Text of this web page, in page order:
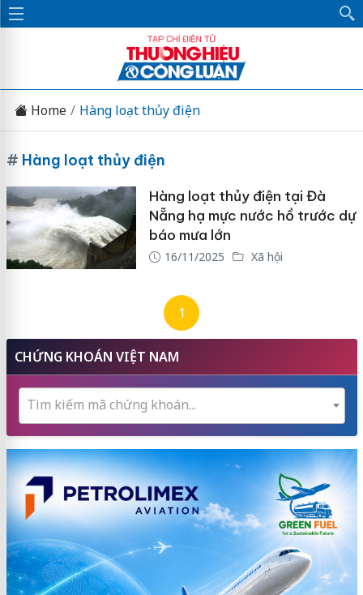
Home Hàng loạt thủy điện
# Hàng loạt thủy điện
Hàng loạt thủy điện tại Đà
Nẵng hạ mực nước hồ trước dự
báo mưa lớn
16/11/2025 Xã hội
1
CHỨNG KHOÁN VIỆT NAM
Tìm kiếm mã chứng khoán...